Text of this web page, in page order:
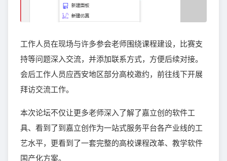
工作人员在现场与许多参会老师围绕课程建设，比赛支
持等问题深入交流，并添加联系方式，方便后续对接。
会后工作人员应西安地区部分高校邀约，前往线下开展
拜访交流工作。
本次论坛不仅让更多老师深入了解了嘉立创的软件工
具、看到了到嘉立创作为一站式服务平台各产业线的工
艺水平，更看到了一套完整的高校课程改革、教学软件
国产化方案。